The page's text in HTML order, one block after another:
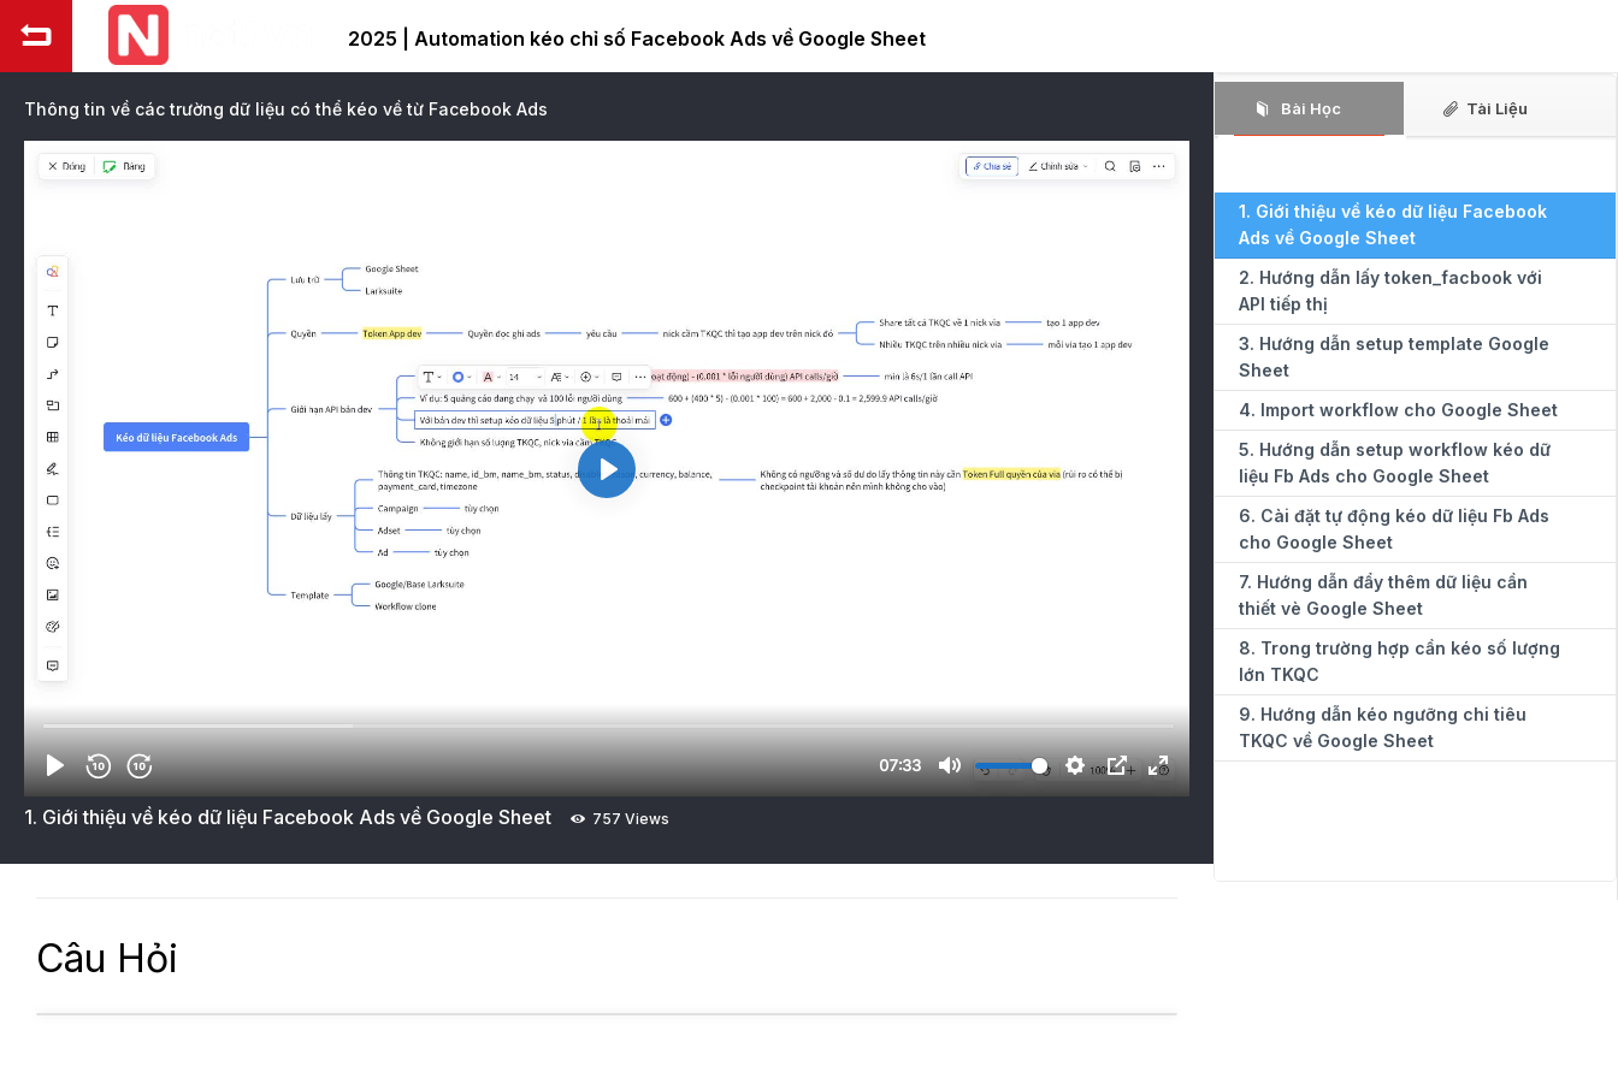
2025 | Automation kéo chỉ số Facebook Ads về Google Sheet
Thông tin về các trường dữ liệu có thể kéo về từ Facebook Ads
1. Giới thiệu về kéo dữ liệu Facebook Ads về Google Sheet 757 Views
Câu Hỏi
Bài Học Tài Liệu
1. Giới thiệu về kéo dữ liệu Facebook
Ads về Google Sheet
2. Hướng dẫn lấy token_facbook với
API tiếp thị
3. Hướng dẫn setup template Google
Sheet
4. Import workflow cho Google Sheet
5. Hướng dẫn setup workflow kéo dữ
liệu Fb Ads cho Google Sheet
6. Cài đặt tự động kéo dữ liệu Fb Ads
cho Google Sheet
7. Hướng dẫn đẩy thêm dữ liệu cần
thiết vè Google Sheet
8. Trong trường hợp cần kéo số lượng
lớn TKQC
9. Hướng dẫn kéo ngưỡng chi tiêu
TKQC về Google Sheet